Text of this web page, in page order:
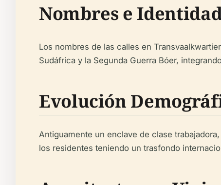
Nombres e
Los nombres de las calles en
Sudáfrica y la Segunda Guerra Bóer,
Evolución
Antiguamente un enclave de clase
los residentes teniendo un trasfondo